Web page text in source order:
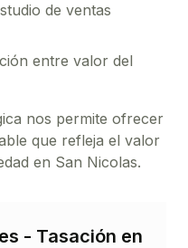
de ventas
entre valor del
nos permite ofrecer
que refleja el valor
en San Nicolas.
- Tasación en